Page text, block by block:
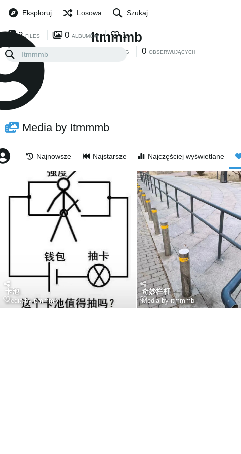
Eksploruj Losowa Szukaj
Itmmmb
FOLLOWING 0 OBSERWUJĄCYCH
2 FILES 0 ALBUMÓW 1
Media by Itmmmb
Najnowsze Najstarsze Najczęściej wyświetlane
卡池
Media by itmmmb
奇妙栏杆
Media by itmmmb